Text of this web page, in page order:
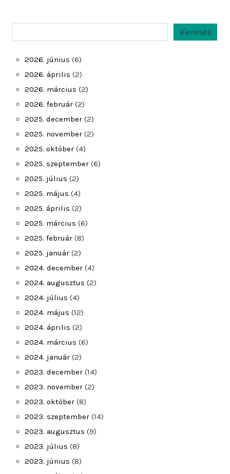
Keresés
2026. június (6)
2026. április (2)
2026. március (2)
2026. február (2)
2025. december (2)
2025. november (2)
2025. október (4)
2025. szeptember (6)
2025. július (2)
2025. május (4)
2025. április (2)
2025. március (6)
2025. február (8)
2025. január (2)
2024. december (4)
2024. augusztus (2)
2024. július (4)
2024. május (12)
2024. április (2)
2024. március (6)
2024. január (2)
2023. december (14)
2023. november (2)
2023. október (8)
2023. szeptember (14)
2023. augusztus (9)
2023. július (8)
2023. június (8)